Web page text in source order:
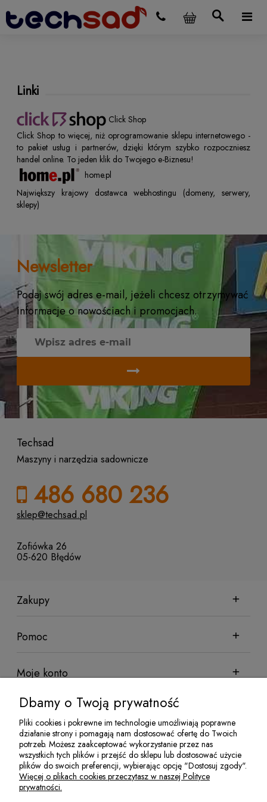
Linki
Click Shop
Click Shop to więcej, niż oprogramowanie sklepu internetowego -
to pakiet usług i partnerów, dzięki którym szybko rozpoczniesz
handel online. To jeden klik do Twojego e-Biznesu!
home.pl
Największy krajowy dostawca webhostingu (domeny, serwery,
sklepy)
Newsletter
Podaj swój adres e-mail, jeżeli chcesz otrzymywać
informacje o nowościach i promocjach.
Techsad
Maszyny i narzędzia sadownicze
486 680 236
sklep@techsad.pl
Zofiówka 26
05-620 Błędów
Zakupy
Pomoc
Moje konto
Informacje
Sklep sadowniczy Techsad | Zofiówka 26, 05-620 Błędów | NIP:
7972081952 | REGON: 524100078 | Email:jakubisiak@techsad.pl
Dbamy o Twoją prywatność
Pliki cookies i pokrewne im technologie umożliwiają poprawne
działanie strony i pomagają nam dostosować ofertę do Twoich
potrzeb. Możesz zaakceptować wykorzystanie przez nas
wszystkich tych plików i przejść do sklepu lub dostosować użycie
plików do swoich preferencji, wybierając opcję "Dostosuj zgody".
Więcej o plikach cookies przeczytasz w naszej Polityce
prywatności.